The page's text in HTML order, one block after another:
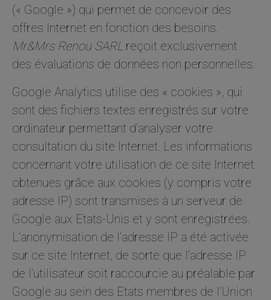
(« Google ») qui permet de concevoir des
offres Internet en fonction des besoins.
Mr&Mrs Renou SARL reçoit exclusivement
des évaluations de données non personnelles.
Google Analytics utilise des « cookies », qui
sont des fichiers textes enregistrés sur votre
ordinateur permettant d’analyser votre
consultation du site Internet. Les informations
concernant votre utilisation de ce site Internet
obtenues grâce aux cookies (y compris votre
adresse IP) sont transmises à un serveur de
Google aux Etats-Unis et y sont enregistrées.
L’anonymisation de l’adresse IP a été activée
sur ce site Internet, de sorte que l’adresse IP
de l’utilisateur soit raccourcie au préalable par
Google au sein des Etats membres de l’Union